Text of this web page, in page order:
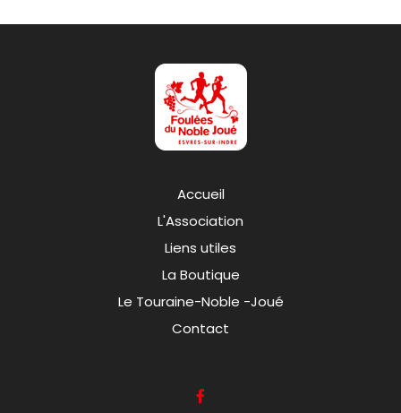
Accueil
L'Association
Liens utiles
La Boutique
Le Touraine-Noble -Joué
Contact